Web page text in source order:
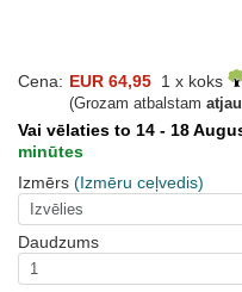
Cena: EUR 64,95 1 x koks
(Grozam atbalstam
Vai vēlaties to 14 - 18
minūtes
Izmērs (Izmēru ceļvedis)
Daudzums